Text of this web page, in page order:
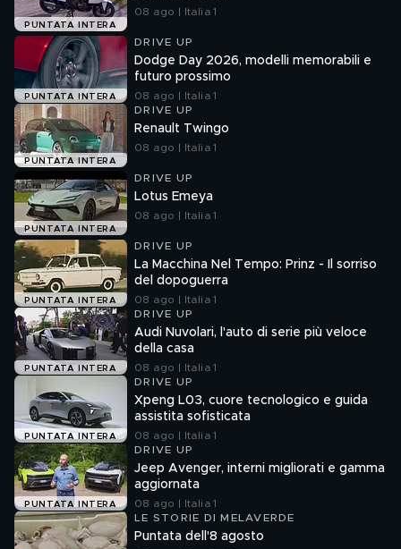
PUNTATA INTERA
08 ago | Italia 1
PUNTATA INTERA
DRIVE UP
Dodge Day 2026, modelli memorabili e
futuro prossimo
08 ago | Italia 1
PUNTATA INTERA
DRIVE UP
Renault Twingo
08 ago | Italia 1
PUNTATA INTERA
DRIVE UP
Lotus Emeya
08 ago | Italia 1
PUNTATA INTERA
DRIVE UP
La Macchina Nel Tempo: Prinz - Il sorriso
del dopoguerra
08 ago | Italia 1
PUNTATA INTERA
DRIVE UP
Audi Nuvolari, l'auto di serie più veloce
della casa
08 ago | Italia 1
PUNTATA INTERA
DRIVE UP
Xpeng L03, cuore tecnologico e guida
assistita sofisticata
08 ago | Italia 1
PUNTATA INTERA
DRIVE UP
Jeep Avenger, interni migliorati e gamma
aggiornata
08 ago | Italia 1
LE STORIE DI MELAVERDE
Puntata dell'8 agosto